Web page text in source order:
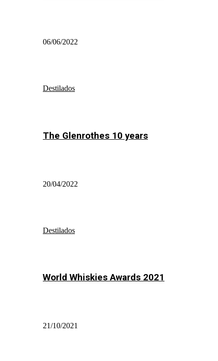
06/06/2022
Destilados
The Glenrothes 10 years
20/04/2022
Destilados
World Whiskies Awards 2021
21/10/2021